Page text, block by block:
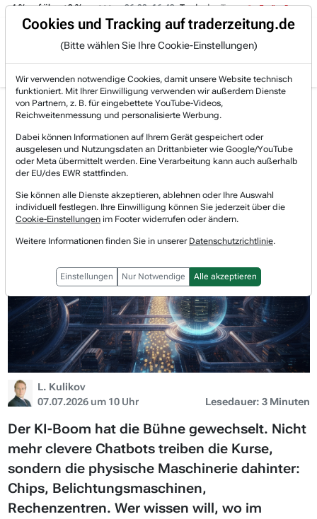
Trading-Room
% auf über +3 %. 06.08. 16:49 Trade des Tages 06.08.
Gratis Account Login
Jetzt registrieren und gratis Artikel lesen.
Bereits bei TraderFox registriert? Jetzt anmelden!
Home Börsen-Nachrichten
Anlagetrends
KI-Boom 2026: Wo das große Geld jetzt wirklich fl...
KI-Boom 2026: Wo das große
Geld jetzt wirklich fließt!
L. Kulikov
07.07.2026 um 10 Uhr
Lesedauer: 3 Minuten
Der KI-Boom hat die Bühne gewechselt. Nicht
mehr clevere Chatbots treiben die Kurse,
sondern die physische Maschinerie dahinter:
Chips, Belichtungsmaschinen,
Rechenzentren. Wer wissen will, wo im
Cookies und Tracking auf traderzeitung.de
(Bitte wählen Sie Ihre Cookie-Einstellungen)
Wir verwenden notwendige Cookies, damit unsere Website technisch
funktioniert. Mit Ihrer Einwilligung verwenden wir außerdem Dienste
von Partnern, z. B. für eingebettete YouTube-Videos,
Reichweitenmessung und personalisierte Werbung.
Dabei können Informationen auf Ihrem Gerät gespeichert oder
ausgelesen und Nutzungsdaten an Drittanbieter wie Google/YouTube
oder Meta übermittelt werden. Eine Verarbeitung kann auch außerhalb
der EU/des EWR stattfinden.
Sie können alle Dienste akzeptieren, ablehnen oder Ihre Auswahl
individuell festlegen. Ihre Einwilligung können Sie jederzeit über die
Cookie-Einstellungen im Footer widerrufen oder ändern.
Weitere Informationen finden Sie in unserer Datenschutzrichtlinie.
Einstellungen Nur Notwendige Alle akzeptieren